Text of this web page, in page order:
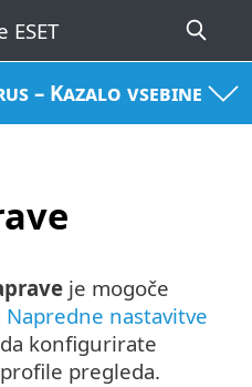
– Kazalo vsebine
je mogoče
Napredne nastavitve
konfigurirate
pregleda.